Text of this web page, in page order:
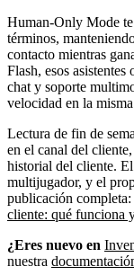
Human-Only Mode
términos,
contacto mientras
Flash, esos asistentes
chat y soporte
velocidad en la
Lectura de fin de
en el canal del
historial del cliente.
multijugador, y el
publicación completa:
cliente: qué funciona
¿Eres nuevo en
nuestra